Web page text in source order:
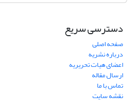
دسترسی سریع
صفحه اصلی
درباره نشریه
اعضای هیات تحریریه
ارسال مقاله
تماس با ما
نقشه سایت